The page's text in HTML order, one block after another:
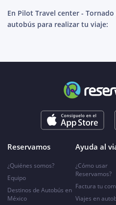
En Pilot Travel center -
autobús para realizar tu viaje:
Reservamos
¿Quiénes somos?
Equipo
Destinos de Autobús en
México
Ayuda al
¿Cómo usar
Reservamos?
Factura tu
Viajes en